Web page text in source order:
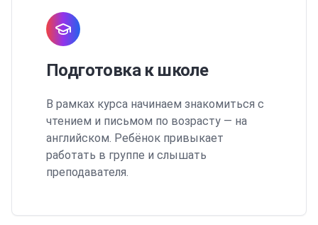
Подготовка к школе
В рамках курса начинаем знакомиться с
чтением и письмом по возрасту — на
английском. Ребёнок привыкает
работать в группе и слышать
преподавателя.